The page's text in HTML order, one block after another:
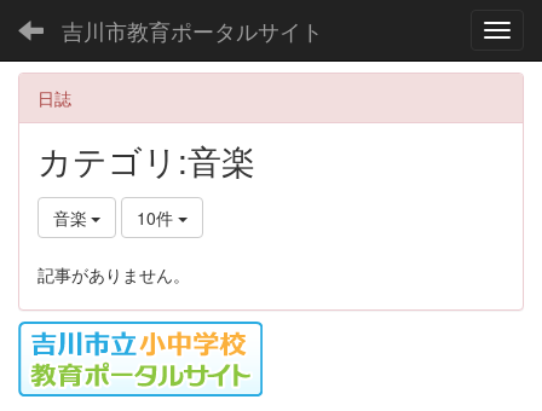
吉川市教育ポータルサイト
日誌
カテゴリ:音楽
音楽 10件
記事がありません。